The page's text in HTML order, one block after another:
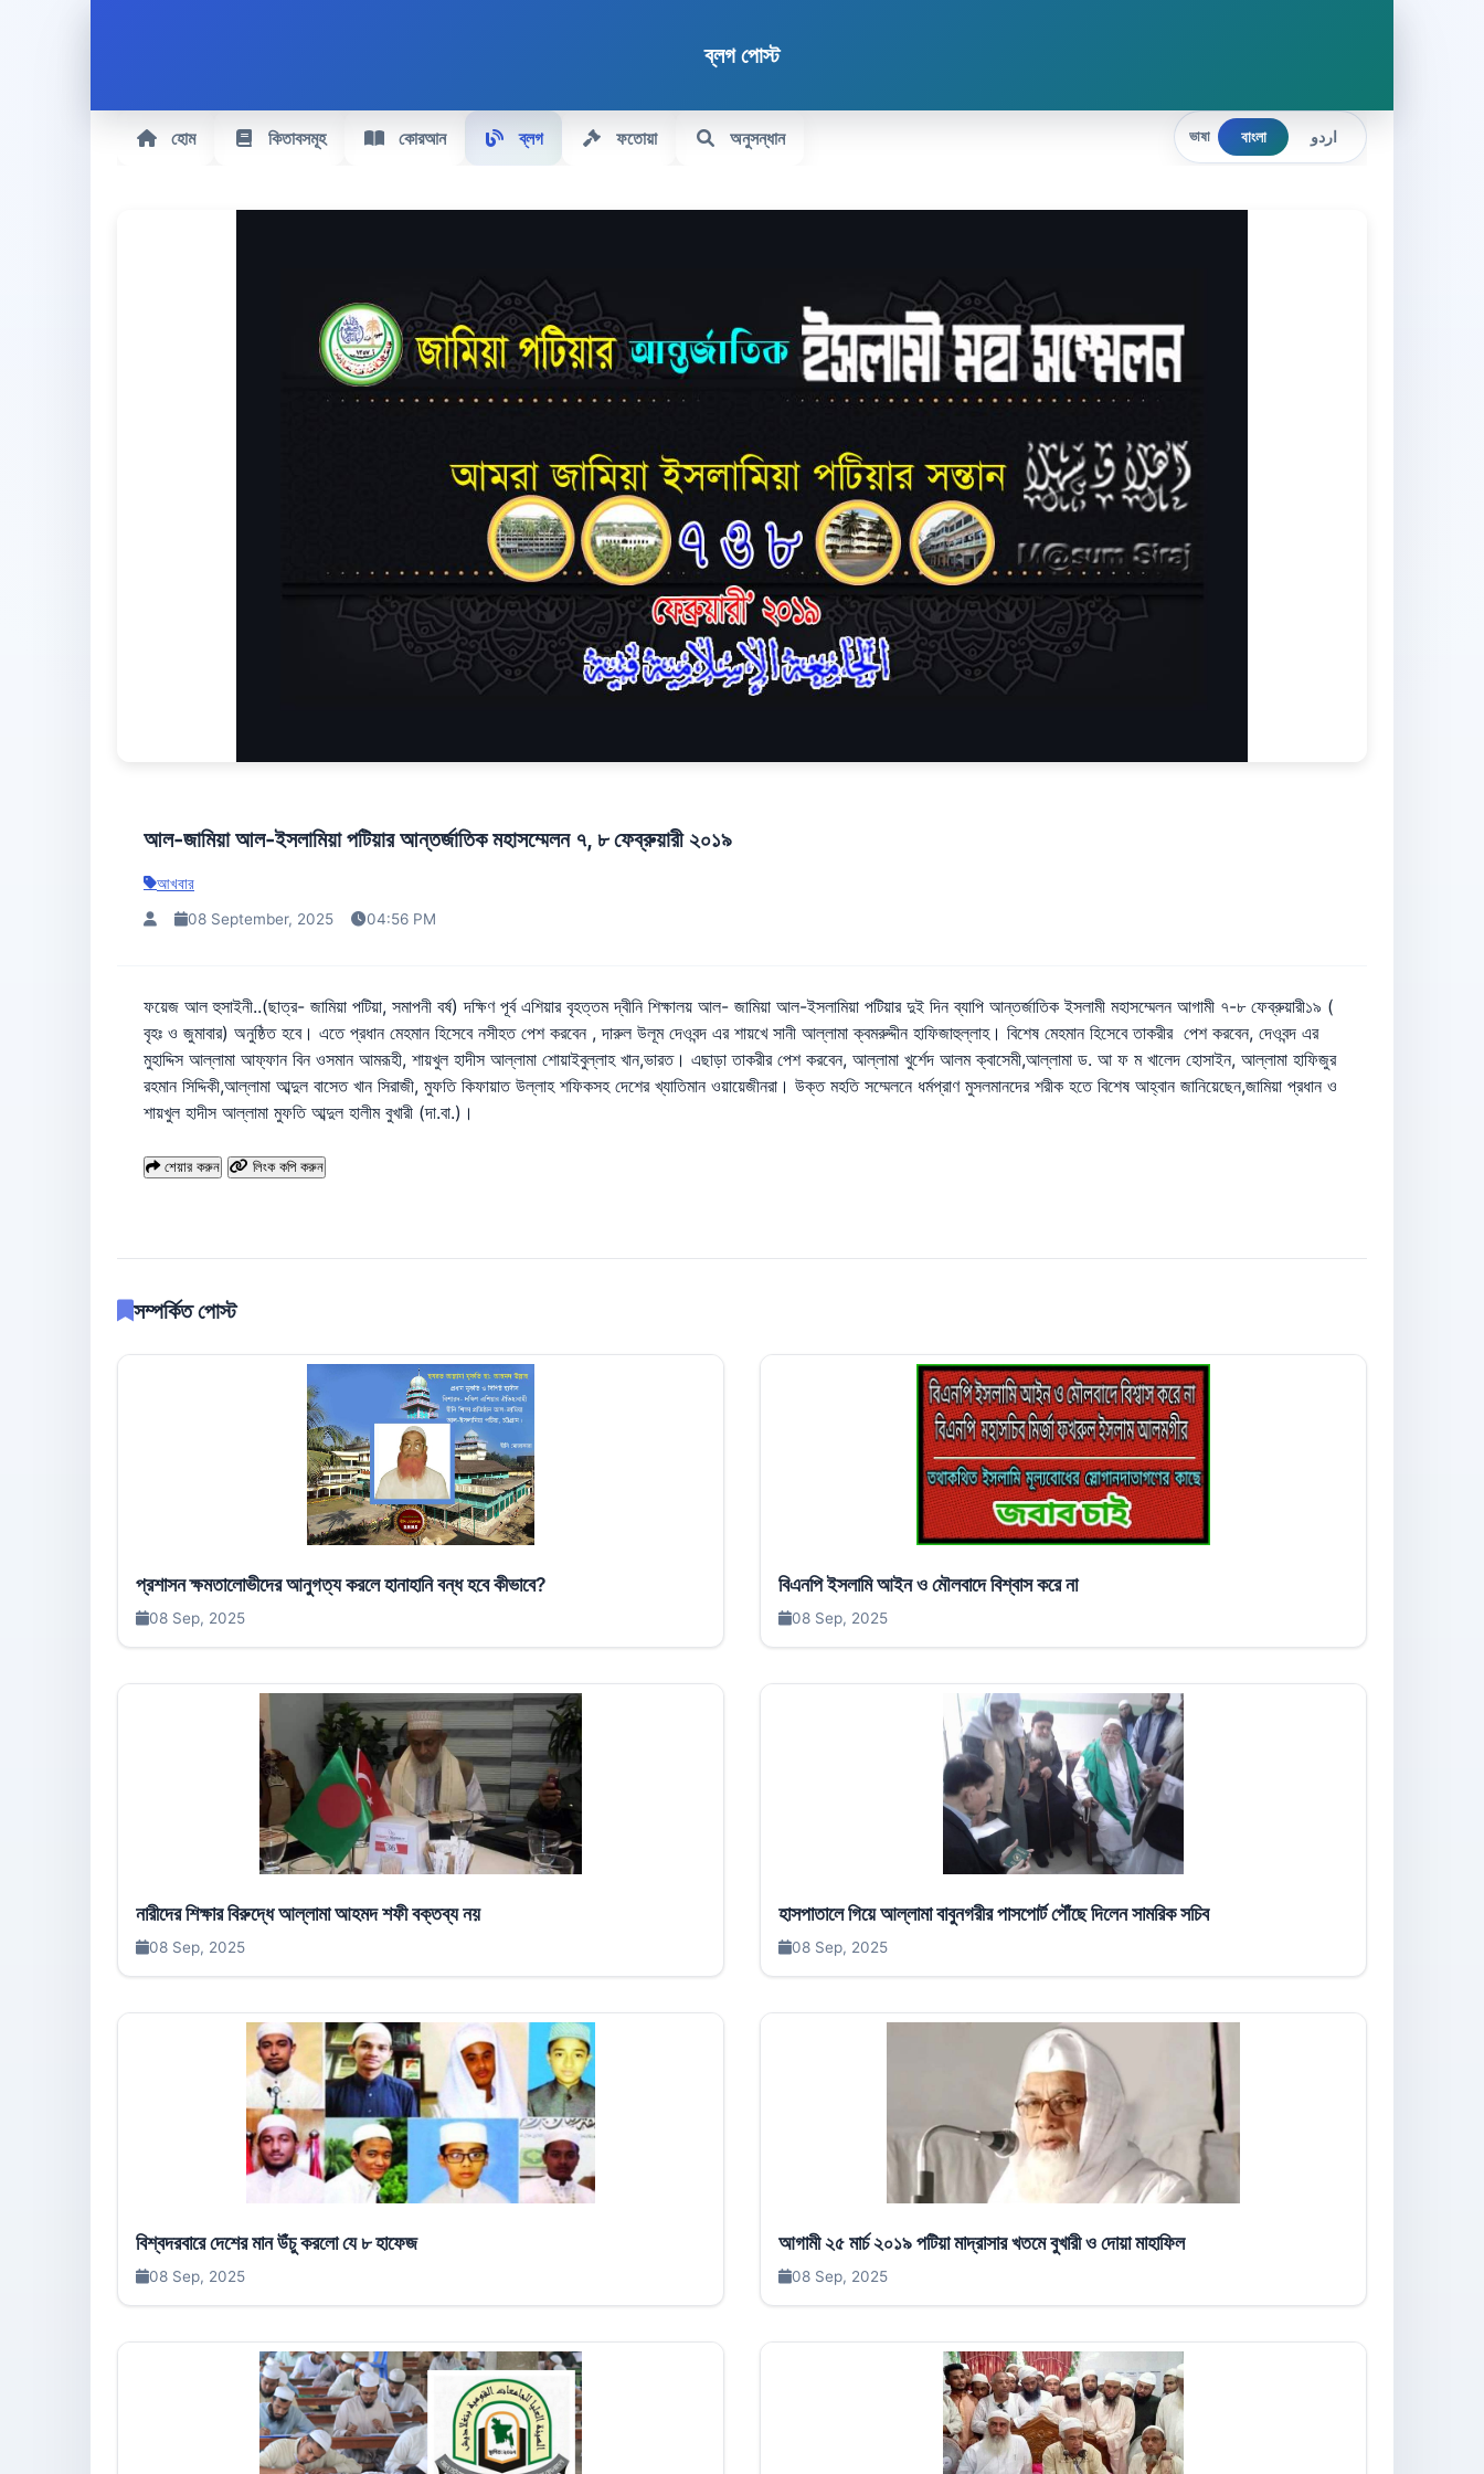
ব্লগ পোস্ট
হোম কিতাবসমূহ কোরআন ব্লগ ফতোয়া অনুসন্ধান ভাষা বাংলা اردو
আল-জামিয়া আল-ইসলামিয়া পটিয়ার আন্তর্জাতিক মহাসম্মেলন ৭, ৮ ফেব্রুয়ারী ২০১৯
আখবার
08 September, 2025 04:56 PM
ফয়েজ আল হুসাইনী..(ছাত্র- জামিয়া পটিয়া, সমাপনী বর্ষ) দক্ষিণ পূর্ব এশিয়ার বৃহত্তম দ্বীনি শিক্ষালয় আল- জামিয়া আল-ইসলামিয়া পটিয়ার দুই দিন ব্যাপি আন্তর্জাতিক ইসলামী মহাসম্মেলন আগামী ৭-৮ ফেব্রুয়ারী১৯ (
বৃহঃ ও জুমাবার) অনুষ্ঠিত হবে। এতে প্রধান মেহমান হিসেবে নসীহত পেশ করবেন , দারুল উলূম দেওবন্দ এর শায়খে সানী আল্লামা ক্বমরুদ্দীন হাফিজাহুল্লাহ। বিশেষ মেহমান হিসেবে তাকরীর পেশ করবেন, দেওবন্দ এর
মুহাদ্দিস আল্লামা আফ্ফান বিন ওসমান আমরূহী, শায়খুল হাদীস আল্লামা শোয়াইবুল্লাহ খান,ভারত। এছাড়া তাকরীর পেশ করবেন, আল্লামা খুর্শেদ আলম ক্বাসেমী,আল্লামা ড. আ ফ ম খালেদ হোসাইন, আল্লামা হাফিজুর
রহমান সিদ্দিকী,আল্লামা আব্দুল বাসেত খান সিরাজী, মুফতি কিফায়াত উল্লাহ শফিকসহ দেশের খ্যাতিমান ওয়ায়েজীনরা। উক্ত মহতি সম্মেলনে ধর্মপ্রাণ মুসলমানদের শরীক হতে বিশেষ আহ্বান জানিয়েছেন,জামিয়া প্রধান ও
শায়খুল হাদীস আল্লামা মুফতি আব্দুল হালীম বুখারী (দা.বা.)।
শেয়ার করুন লিংক কপি করুন
সম্পর্কিত পোস্ট
প্রশাসন ক্ষমতালোভীদের আনুগত্য করলে হানাহানি বন্ধ হবে কীভাবে?
08 Sep, 2025
বিএনপি ইসলামি আইন ও মৌলবাদে বিশ্বাস করে না
08 Sep, 2025
নারীদের শিক্ষার বিরুদ্ধে আল্লামা আহমদ শফী বক্তব্য নয়
08 Sep, 2025
হাসপাতালে গিয়ে আল্লামা বাবুনগরীর পাসপোর্ট পৌঁছে দিলেন সামরিক সচিব
08 Sep, 2025
বিশ্বদরবারে দেশের মান উঁচু করলো যে ৮ হাফেজ
08 Sep, 2025
আগামী ২৫ মার্চ ২০১৯ পটিয়া মাদ্রাসার খতমে বুখারী ও দোয়া মাহাফিল
08 Sep, 2025